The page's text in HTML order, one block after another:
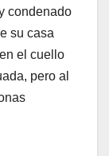
condenado
su casa
el cuello
pero al